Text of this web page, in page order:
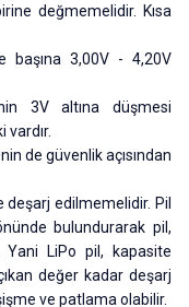
değmemelidir. Kısa
başına 3,00V - 4,20V
3V altına düşmesi
de güvenlik açısından
deşarj edilmemelidir. Pil
bulundurarak pil,
Yani LiPo pil, kapasite
değer kadar deşarj
ve patlama olabilir.